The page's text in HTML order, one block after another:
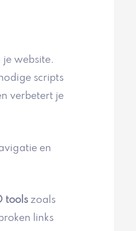
je website.
scripts
verbetert je
en
tools zoals
links